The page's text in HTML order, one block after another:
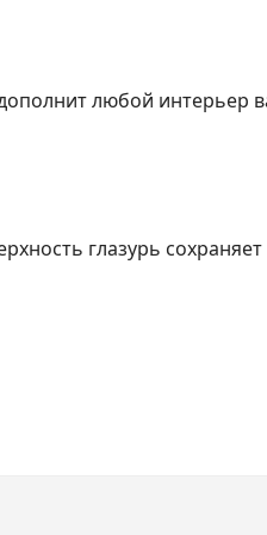
любой
глазурь